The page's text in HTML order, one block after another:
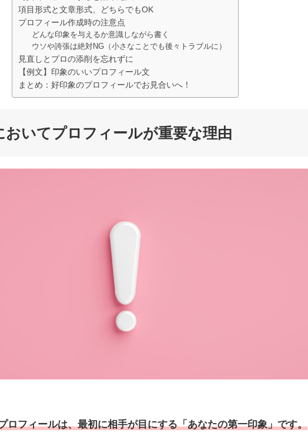
項目形式と文章形式、どちらでもOK
プロフィール作成時の注意点
どんな印象を与えるか意識しながら書く
ウソや誇張は絶対NG（小さなことでも後々トラブルに）
見直しとプロの添削を忘れずに
【例文】印象のいいプロフィール文
まとめ：好印象のプロフィールでお見合いへ！
おいてプロフィールが重要な理由
ロフィールは、最初に相手が目にする「あなたの第一印象」です。